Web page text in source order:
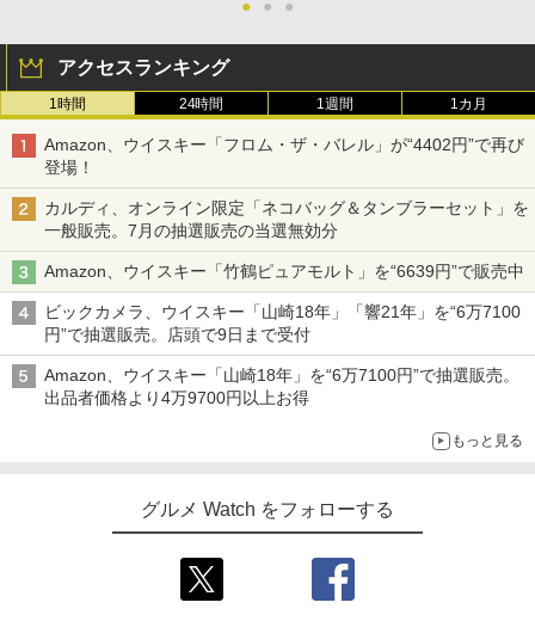
● ● ●
アクセスランキング
1時間 24時間 1週間 1カ月
Amazon、ウイスキー「フロム・ザ・バレル」が“4402円”で再び
登場！
カルディ、オンライン限定「ネコバッグ＆タンブラーセット」を
一般販売。7月の抽選販売の当選無効分
Amazon、ウイスキー「竹鶴ピュアモルト」を“6639円”で販売中
ビックカメラ、ウイスキー「山崎18年」「響21年」を“6万7100
円”で抽選販売。店頭で9日まで受付
Amazon、ウイスキー「山崎18年」を“6万7100円”で抽選販売。
出品者価格より4万9700円以上お得
もっと見る
グルメ Watch をフォローする